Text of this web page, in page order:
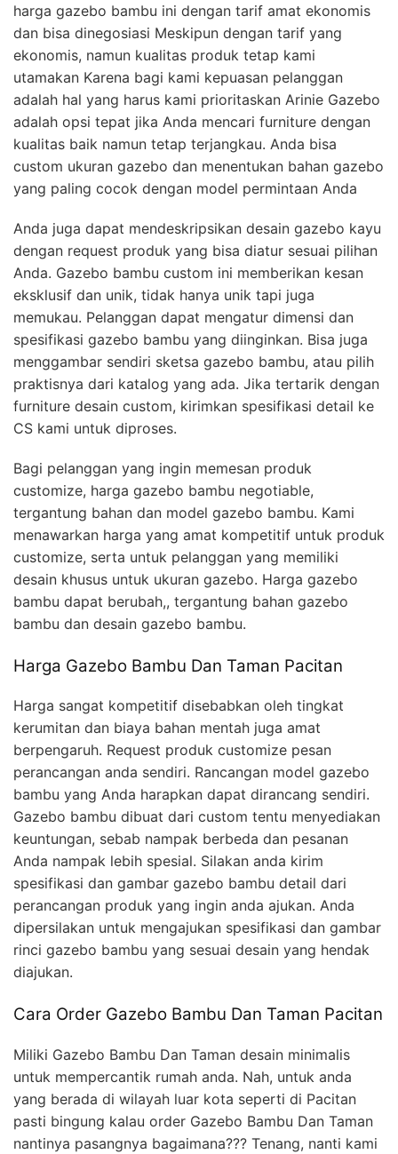
harga gazebo bambu ini dengan tarif amat ekonomis
dan bisa dinegosiasi Meskipun dengan tarif yang
ekonomis, namun kualitas produk tetap kami
utamakan Karena bagi kami kepuasan pelanggan
adalah hal yang harus kami prioritaskan Arinie Gazebo
adalah opsi tepat jika Anda mencari furniture dengan
kualitas baik namun tetap terjangkau. Anda bisa
custom ukuran gazebo dan menentukan bahan gazebo
yang paling cocok dengan model permintaan Anda
Anda juga dapat mendeskripsikan desain gazebo kayu
dengan request produk yang bisa diatur sesuai pilihan
Anda. Gazebo bambu custom ini memberikan kesan
eksklusif dan unik, tidak hanya unik tapi juga
memukau. Pelanggan dapat mengatur dimensi dan
spesifikasi gazebo bambu yang diinginkan. Bisa juga
menggambar sendiri sketsa gazebo bambu, atau pilih
praktisnya dari katalog yang ada. Jika tertarik dengan
furniture desain custom, kirimkan spesifikasi detail ke
CS kami untuk diproses.
Bagi pelanggan yang ingin memesan produk
customize, harga gazebo bambu negotiable,
tergantung bahan dan model gazebo bambu. Kami
menawarkan harga yang amat kompetitif untuk produk
customize, serta untuk pelanggan yang memiliki
desain khusus untuk ukuran gazebo. Harga gazebo
bambu dapat berubah,, tergantung bahan gazebo
bambu dan desain gazebo bambu.
Harga Gazebo Bambu Dan Taman Pacitan
Harga sangat kompetitif disebabkan oleh tingkat
kerumitan dan biaya bahan mentah juga amat
berpengaruh. Request produk customize pesan
perancangan anda sendiri. Rancangan model gazebo
bambu yang Anda harapkan dapat dirancang sendiri.
Gazebo bambu dibuat dari custom tentu menyediakan
keuntungan, sebab nampak berbeda dan pesanan
Anda nampak lebih spesial. Silakan anda kirim
spesifikasi dan gambar gazebo bambu detail dari
perancangan produk yang ingin anda ajukan. Anda
dipersilakan untuk mengajukan spesifikasi dan gambar
rinci gazebo bambu yang sesuai desain yang hendak
diajukan.
Cara Order Gazebo Bambu Dan Taman Pacitan
Miliki Gazebo Bambu Dan Taman desain minimalis
untuk mempercantik rumah anda. Nah, untuk anda
yang berada di wilayah luar kota seperti di Pacitan
pasti bingung kalau order Gazebo Bambu Dan Taman
nantinya pasangnya bagaimana??? Tenang, nanti kami